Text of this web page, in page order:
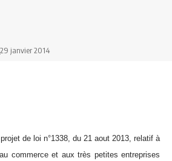
29 janvier 2014
projet de loi n°1338, du 21 aout 2013, relatif à
au commerce et aux très petites entreprises